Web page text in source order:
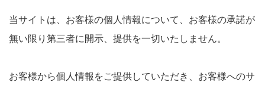
当サイトは、お客様の個人情報について、お客様の承諾が
無い限り第三者に開示、提供を一切いたしません。
お客様から個人情報をご提供していただき、お客様へのサ